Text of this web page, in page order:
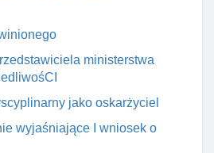
ministerstwa
jako oskarżyciel
wyjaśniające I wniosek o